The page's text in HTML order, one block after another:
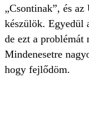
„Csontinak”, és
készülök. Egyedül
de ezt a problémát
Mindenesetre
hogy fejlődöm.